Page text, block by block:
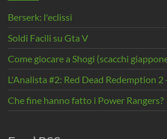
Berserk: l'eclissi
Soldi Facili su Gta V
Come giocare a Shogi (scacchi
L'Analista #2: Red Dead Redemption
Che fine hanno fatto i Power Rangers?